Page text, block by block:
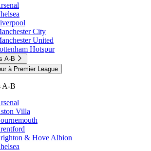
City
United
Hotspur
A-B
à Premier League
A-B
Villa
& Hove Albion